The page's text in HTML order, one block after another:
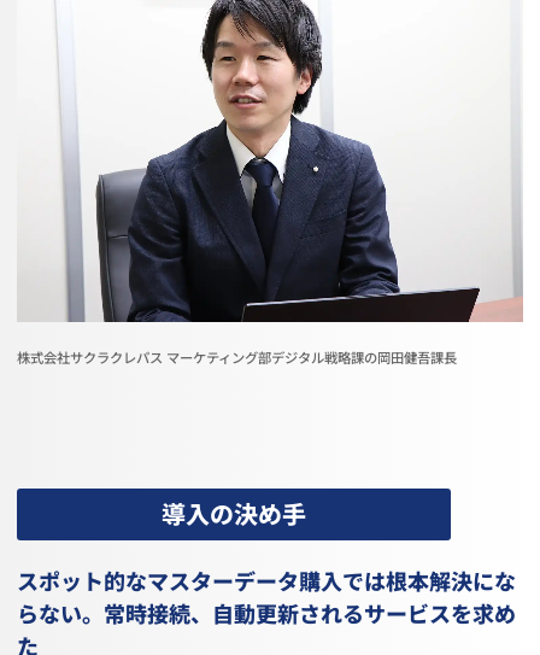
株式会社サクラクレパス マーケティング部デジタル戦略課の岡田健吾課長
導入の決め手
スポット的なマスターデータ購入では根本解決にな
らない。常時接続、自動更新されるサービスを求め
た